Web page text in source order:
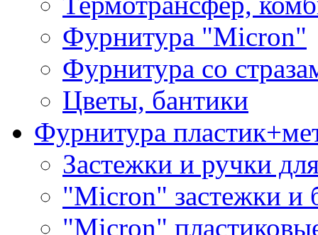
Фурнитура "Micron"
Фурнитура со
Цветы, бантики
Фурнитура
Застежки и ручки
"Micron" застежки и
"Micron"